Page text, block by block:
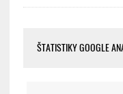
ŠTATISTIKY GOOGLE